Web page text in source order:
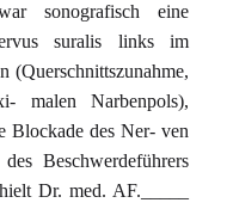
sonografisch eine
suralis links im
(Querschnittszunahme,
malen Narbenpols),
Blockade des Ner- ven
Beschwerdeführers
Dr. med. AF._____